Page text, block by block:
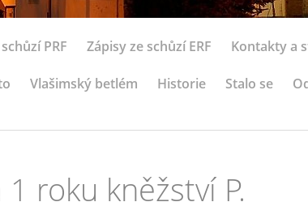
PRF Zápisy ze schůzí ERF Kontakty a
Vlašimský betlém Historie Stalo se
roku kněžství P.